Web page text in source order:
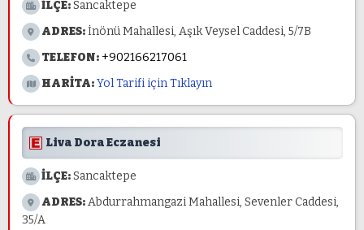
İLÇE:Sancaktepe
ADRES:İnönü Mahallesi, Aşık Veysel Caddesi, 5/7B
TELEFON: +902166217061
HARİTA:Yol Tarifi için Tıklayın
Liva Dora Eczanesi
İLÇE:Sancaktepe
ADRES:Abdurrahmangazi Mahallesi, Sevenler Caddesi,
35/A